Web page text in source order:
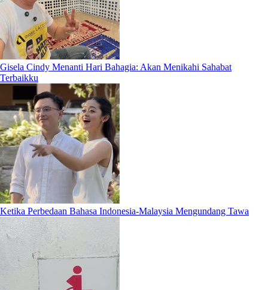
Gisela Cindy Menanti Hari Bahagia: Akan Menikahi Sahabat
Terbaikku
Ketika Perbedaan Bahasa Indonesia-Malaysia Mengundang Tawa